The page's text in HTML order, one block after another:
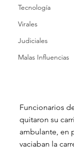
Tecnología
Virales
Judiciales
Malas Influencias
Funcionarios
quitaron su
ambulante, en
vaciaban la